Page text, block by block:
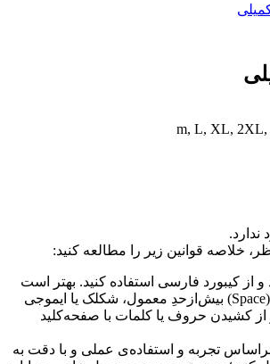
m, L, XL,
خلاصه قوانین زیر را مطالعه کنید:
از کیبورد فارسی استفاده کنید. بهتر است
از فضای خالی (Space) بیش‌از‌حدِ معمول، شکلک یا ایموجی
و از کشیدن حروف یا کلمات با صفحه‌کلید
تجربه و استفاده‌ی عملی و با دقت به